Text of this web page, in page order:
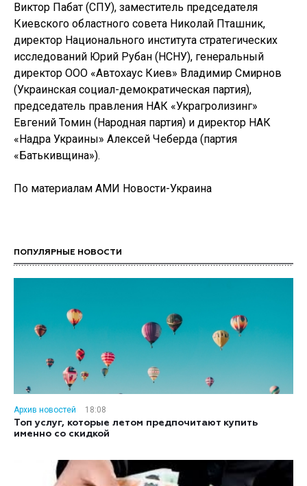
Виктор Пабат (СПУ), заместитель председателя
Киевского областного совета Николай Пташник,
директор Национального института стратегических
исследований Юрий Рубан (НСНУ), генеральный
директор ООО «Автохаус Киев» Владимир Смирнов
(Украинская социал-демократическая партия),
председатель правления НАК «Украгролизинг»
Евгений Томин (Народная партия) и директор НАК
«Надра Украины» Алексей Чеберда (партия
«Батькивщина»).
По материалам АМИ Новости-Украина
ПОПУЛЯРНЫЕ НОВОСТИ
Архив новостей
18:08
Топ услуг, которые летом предпочитают купить
именно со скидкой